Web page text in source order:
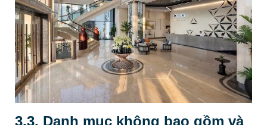
3.3. Danh mục không bao gồm và